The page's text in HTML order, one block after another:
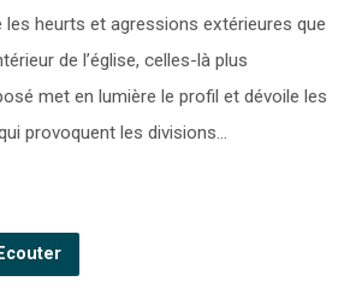
heurts et agressions extérieures que
de l’église, celles-là plus
met en lumière le profil et dévoile les
provoquent les divisions…
Ecouter